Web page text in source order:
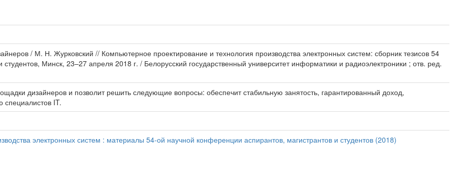
/ М. Н. Журковский // Компьютерное проектирование и технология производства электронных систем: сборник тезисов 54
Минск, 23–27 апреля 2018 г. / Белорусский государственный университет информатики и радиоэлектроники ; отв. ред.
дизайнеров и позволит решить следующие вопросы: обеспечит стабильную занятость, гарантированный доход,
специалистов IT.
электронных систем : материалы 54-ой научной конференции аспирантов, магистрантов и студентов (2018)